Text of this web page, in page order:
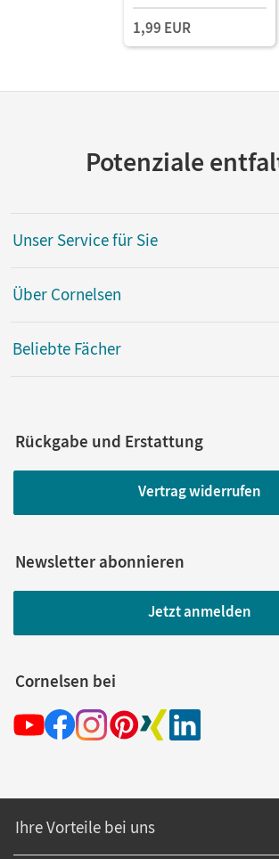
als E-Book
1,99 EUR
Potenziale
Unser Service für Sie
Über Cornelsen
Beliebte Fächer
Rückgabe und Erstattung
Vertrag widerrufen
Newsletter abonnieren
Jetzt anmelden
Cornelsen bei
Ihre Vorteile bei uns